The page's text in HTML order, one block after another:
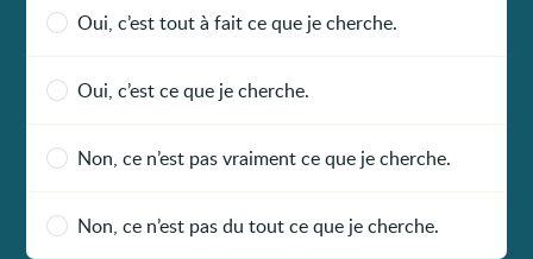
Oui, c’est tout à fait ce que je cherche.
Oui, c’est ce que je cherche.
Non, ce n’est pas vraiment ce que je cherche.
Non, ce n’est pas du tout ce que je cherche.